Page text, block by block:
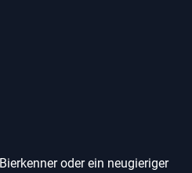
oder ein neugieriger